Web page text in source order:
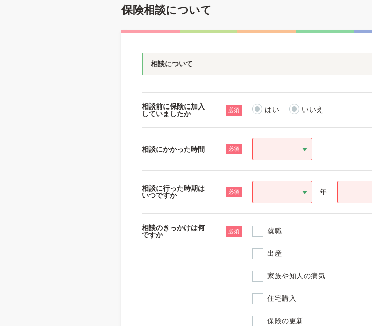
保険相談について
相談について
相談前に保険に加入
していましたか
必須 はい いいえ
相談にかかった時間 必須
相談に行った時期は
いつですか
必須 年
相談のきっかけは何
ですか
必須 就職
出産
家族や知人の病気
住宅購入
保険の更新